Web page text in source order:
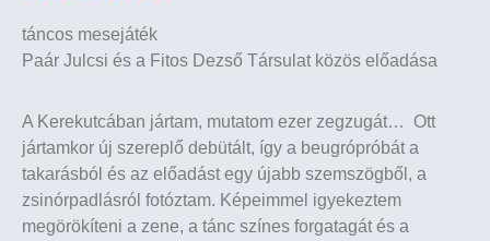
táncos mesejáték
Paár Julcsi és a Fitos Dezső Társulat közös előadása
A Kerekutcában jártam, mutatom ezer zegzugát… Ott
jártamkor új szereplő debütált, így a beugrópróbát a
takarásból és az előadást egy újabb szemszögből, a
zsinórpadlásról fotóztam. Képeimmel igyekeztem
megörökíteni a zene, a tánc színes forgatagát és a